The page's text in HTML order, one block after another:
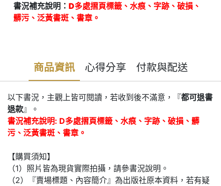
書況補充說明： D多處摺頁標籤、水痕、字跡、破損、
髒污、泛黃書斑、書章。
商品資訊 心得分享 付款與配送
以下書況，主觀上皆可閱讀，若收到後不滿意，『都可退書
退款』。
書況補充說明: D多處摺頁標籤、水痕、字跡、破損、髒
污、泛黃書斑、書章。
【購買須知】
（1）照片皆為現貨實際拍攝，請參書況說明。
（2）『賣場標題、內容簡介』為出版社原本資料，若有疑